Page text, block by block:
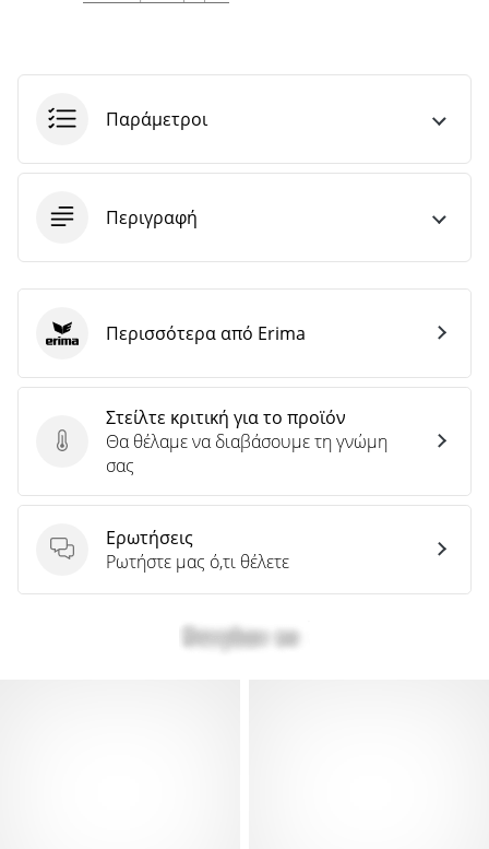
Παράμετροι
Περιγραφή
Στείλτε κριτική για το προϊόν
Στείλτε κριτική για το προϊόν
Θα θέλαμε να διαβάσουμε τη γνώμη
σας
Ερωτήσεις
Ερωτήσεις
Ρωτήστε μας ό,τι θέλετε
Erima Περισσότερα από Erima